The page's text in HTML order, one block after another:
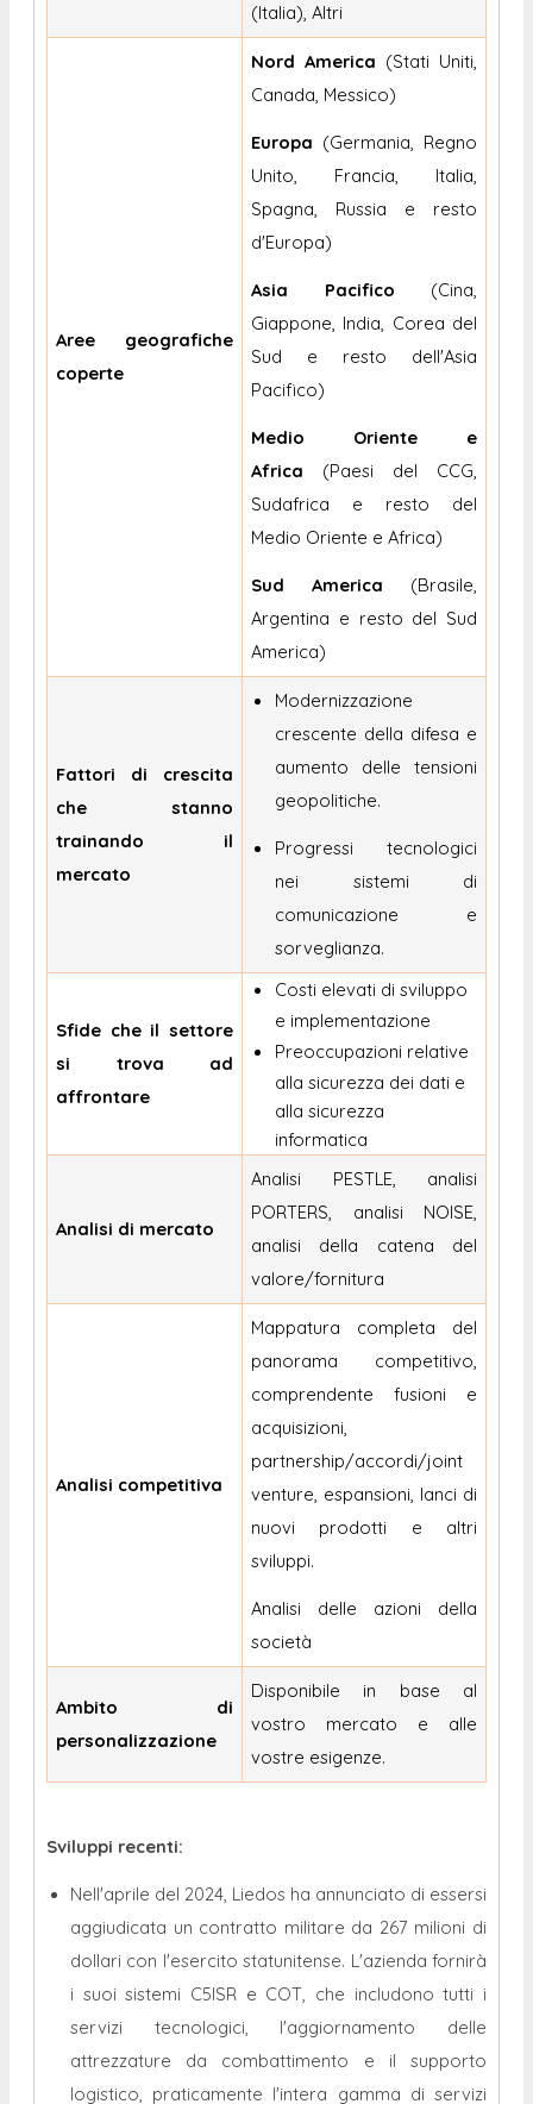
(Italia), Altri
Aree geografiche
coperte
Nord America (Stati Uniti,
Canada, Messico)
Europa (Germania, Regno
Unito, Francia, Italia,
Spagna, Russia e resto
d'Europa)
Asia Pacifico (Cina,
Giappone, India, Corea del
Sud e resto dell'Asia
Pacifico)
Medio Oriente e
Africa (Paesi del CCG,
Sudafrica e resto del
Medio Oriente e Africa)
Sud America (Brasile,
Argentina e resto del Sud
America)
Fattori di crescita
che stanno
trainando il
mercato
Modernizzazione
crescente della difesa e
aumento delle tensioni
geopolitiche.
Progressi tecnologici
nei sistemi di
comunicazione e
sorveglianza.
Sfide che il settore
si trova ad
affrontare
Costi elevati di sviluppo
e implementazione
Preoccupazioni relative
alla sicurezza dei dati e
alla sicurezza
informatica
Analisi di mercato
Analisi PESTLE, analisi
PORTERS, analisi NOISE,
analisi della catena del
valore/fornitura
Analisi competitiva
Mappatura completa del
panorama competitivo,
comprendente fusioni e
acquisizioni,
partnership/accordi/joint
venture, espansioni, lanci di
nuovi prodotti e altri
sviluppi.
Analisi delle azioni della
società
Ambito di
personalizzazione
Disponibile in base al
vostro mercato e alle
vostre esigenze.
Sviluppi recenti:
Nell'aprile del 2024, Liedos ha annunciato di essersi
aggiudicata un contratto militare da 267 milioni di
dollari con l'esercito statunitense. L'azienda fornirà
i suoi sistemi C5ISR e COT, che includono tutti i
servizi tecnologici, l'aggiornamento delle
attrezzature da combattimento e il supporto
logistico, praticamente l'intera gamma di servizi